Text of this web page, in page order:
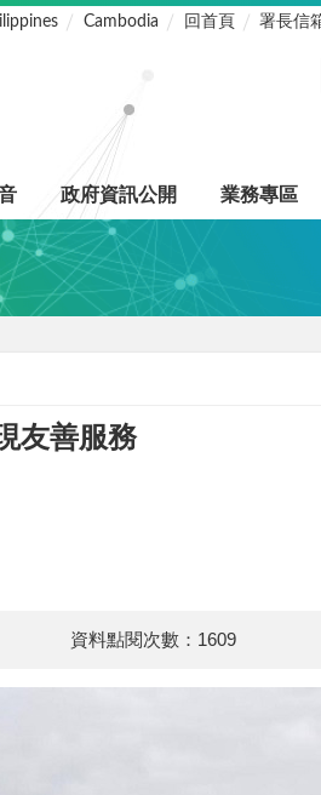
Cambodia 回首頁 署長信
政府資訊公開 業務專區
友善服務
資料點閱次數：1609